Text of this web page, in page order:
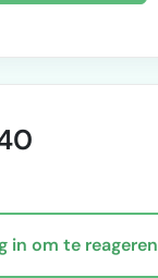
in om te reageren